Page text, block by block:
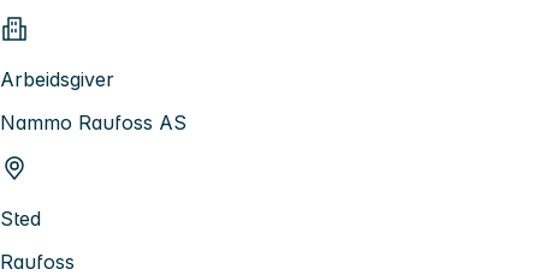
Arbeidsgiver
Nammo Raufoss AS
Sted
Raufoss